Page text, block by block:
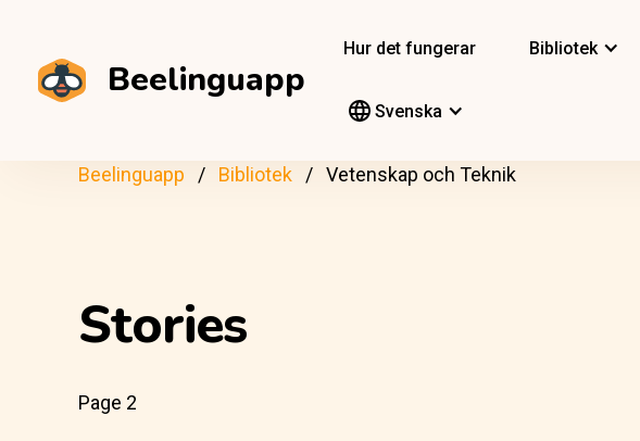
Beelinguapp
Hur det fungerar Bibliotek
Svenska
Beelinguapp Bibliotek Vetenskap och Teknik
Stories
Page 2